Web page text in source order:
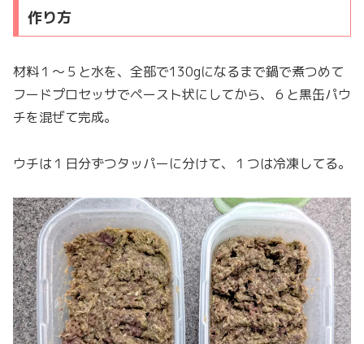
作り方
材料１～５と水を、全部で130gになるまで鍋で煮つめて
フードプロセッサでペースト状にしてから、６と黒缶パウ
チを混ぜて完成。
ウチは１日分ずつタッパーに分けて、１つは冷凍してる。